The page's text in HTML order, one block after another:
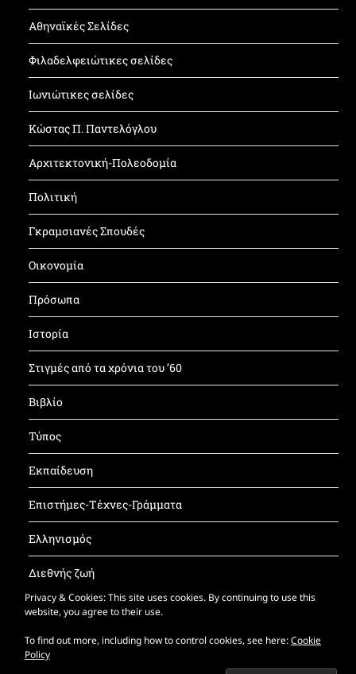
Αθηναϊκές Σελίδες
Φιλαδελφειώτικες σελίδες
Ιωνιώτικες σελίδες
Κώστας Π. Παντελόγλου
Αρχιτεκτονική-Πολεοδομία
Πολιτική
Γκραμσιανές Σπουδές
Οικονομία
Πρόσωπα
Ιστορία
Στιγμές από τα χρόνια του ’60
Βιβλίο
Τύπος
Εκπαίδευση
Επιστήμες-Τέχνες-Γράμματα
Ελληνισμός
Διεθνής ζωή
Έντυπος ΚΝΦ
Privacy & Cookies: This site uses cookies. By continuing to use this
website, you agree to their use.
To find out more, including how to control cookies, see here:Cookie
Policy